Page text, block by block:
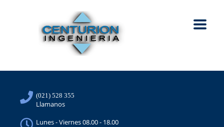
(021) 528 355
Llamanos
Lunes - Viernes 08.00 - 18.00